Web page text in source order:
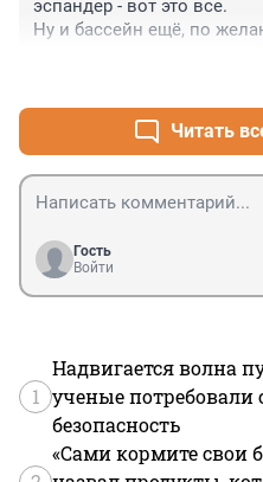
эспандер - вот это все.
Ну и бассейн ещё, по
Читать
Гость
Войти
1
Надвигается волна
ученые потребовали
безопасность
«Сами кормите свои